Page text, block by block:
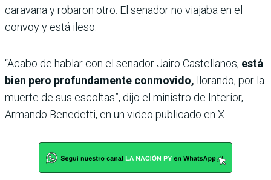
caravana y robaron otro. El senador no viajaba en el
convoy y está ileso.
“Acabo de hablar con el senador Jairo Castellanos, está
bien pero profundamente conmovido, llorando, por la
muerte de sus escoltas”, dijo el ministro de Interior,
Armando Benedetti, en un video publicado en X.